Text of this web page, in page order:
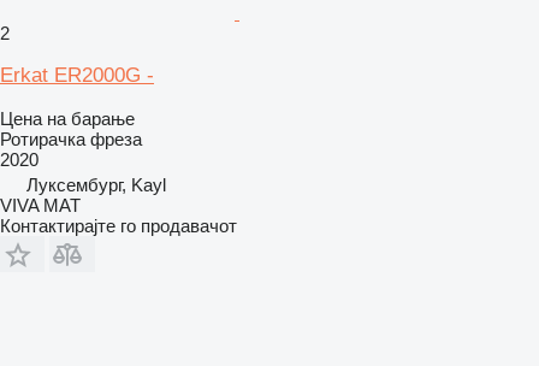
2
Erkat ER2000G -
Цена на барање
Ротирачка фреза
2020
Луксембург, Kayl
VIVA MAT
Контактирајте го продавачот